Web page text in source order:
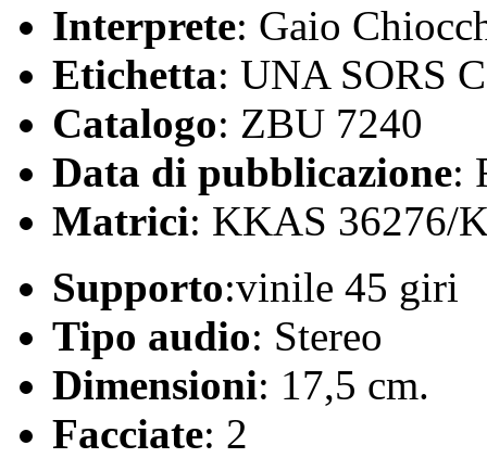
Interprete: Gaio
Etichetta: UNA SORS
Catalogo: ZBU 7240
Data di pubblicazione:
Matrici: KKAS 36276/
Supporto:vinile 45 giri
Tipo audio: Stereo
Dimensioni: 17,5 cm.
Facciate: 2